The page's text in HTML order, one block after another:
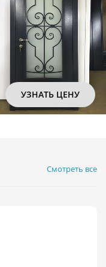
УЗНАТЬ ЦЕНУ
Смотреть все